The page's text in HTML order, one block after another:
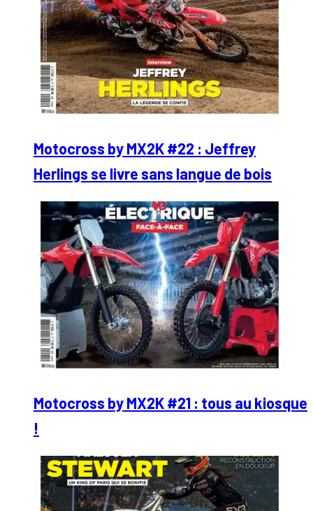
Motocross by MX2K #22 : Jeffrey
Herlings se livre sans langue de bois
Motocross by MX2K #21 : tous au kiosque
!